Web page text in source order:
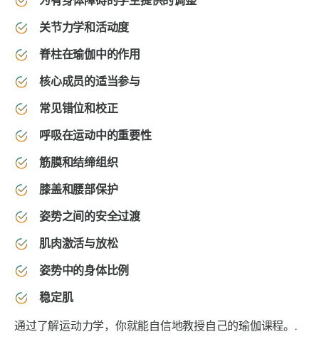
关节力学和活动度
脊柱在瑜伽中的作用
核心成员的适当参与
常见错位和校正
呼吸在运动中的重要性
筋膜和结缔组织
膝盖和腰部保护
姿势之间的安全过渡
肌肉激活与放松
姿势中的身体比例
稳定肌
通过了解运动力学，你就能自信地教授自己的瑜伽课程。.